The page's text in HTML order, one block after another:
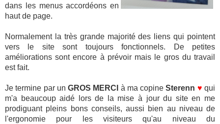
dans les menus accordéons en
haut de page.
Normalement la très grande majorité des liens qui pointent
vers le site sont toujours fonctionnels. De petites
améliorations sont encore à prévoir mais le gros du travail
est fait.
Je termine par un GROS MERCI à ma copineSterenn ♥ qui
m'a beaucoup aidé lors de la mise à jour du site en me
prodiguant pleins bons conseils, aussi bien au niveau de
l'ergonomie pour les visiteurs qu'au niveau du